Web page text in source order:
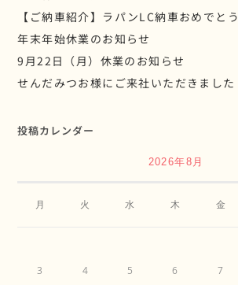
【ご納車紹介】ラパンLC納車おめでと
年末年始休業のお知らせ
9月22日（月）休業のお知らせ
せんだみつお様にご来社いただきました
投稿カレンダー
2026年8月
月 火 水 木 金
3 4 5 6 7